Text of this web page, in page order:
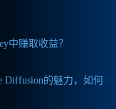
中赚取收益？
Diffusion的魅力，如何